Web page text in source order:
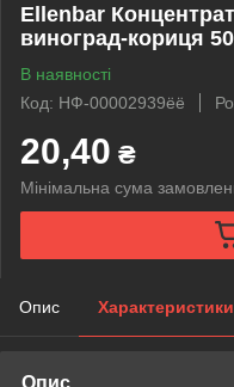
Ellenbar
виноград-кориця
В наявності
Код: НФ-00002939ёё
20,40 ₴
Мінімальна сума
Опис Характеристики
Опис